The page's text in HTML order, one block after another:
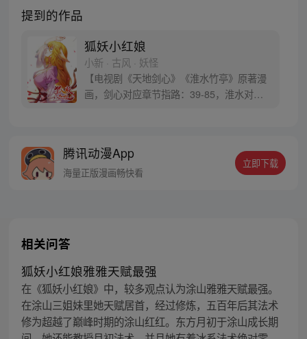
提到的作品
狐妖小红娘
小新 · 古风 · 妖怪
【电视剧《天地剑心》《淮水竹亭》原著漫
画，剑心对应章节指路：39-85，淮水对应
腾讯动漫App
海量正版漫画畅快看
立即下载
相关问答
狐妖小红娘雅雅天赋最强
在《狐妖小红娘》中，较多观点认为涂山雅雅天赋最强。
在涂山三姐妹里她天赋居首，经过修炼，五百年后其法术
修为超越了巅峰时期的涂山红红。东方月初于涂山成长期